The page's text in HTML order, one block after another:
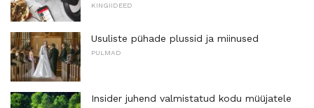
KINGIIDEED
Usuliste pühade plussid ja miinused
PULMAD
Insider juhend valmistatud kodu müüjatele